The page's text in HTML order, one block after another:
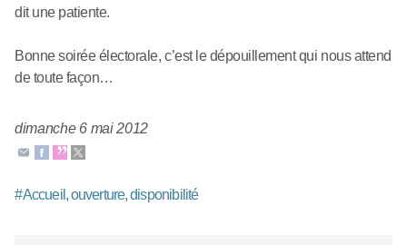
dit une patiente.
Bonne soirée électorale, c’est le dépouillement qui nous attend
de toute façon…
dimanche 6 mai 2012
#Accueil, ouverture, disponibilité